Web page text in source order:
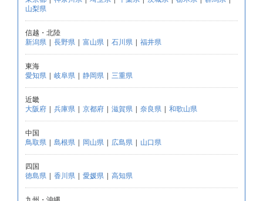
山梨県
信越・北陸
新潟県 | 長野県 | 富山県 | 石川県 | 福井県
東海
愛知県 | 岐阜県 | 静岡県 | 三重県
近畿
大阪府 | 兵庫県 | 京都府 | 滋賀県 | 奈良県 | 和歌山県
中国
鳥取県 | 島根県 | 岡山県 | 広島県 | 山口県
四国
徳島県 | 香川県 | 愛媛県 | 高知県